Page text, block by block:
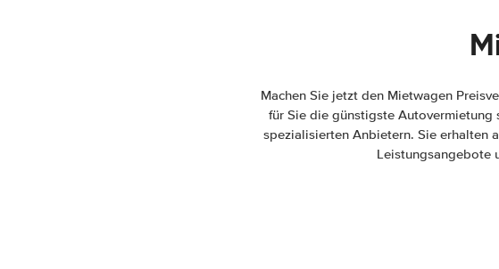
Machen Sie jetzt den Mietwagen
für Sie die günstigste
spezialisierten Anbietern. Sie erhalten
Leistungsangebote